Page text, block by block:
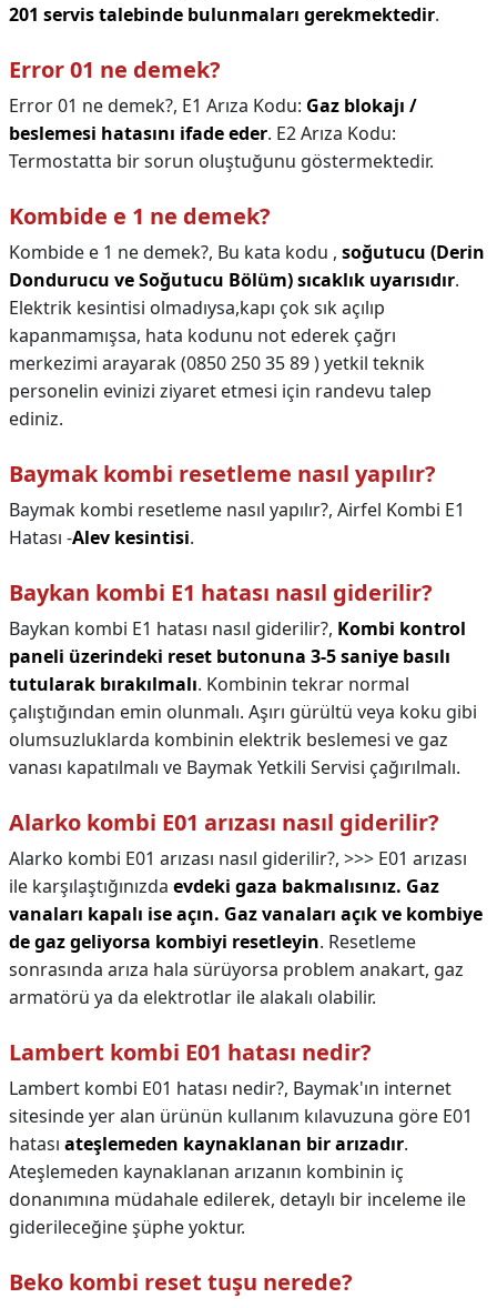
201 servis talebinde bulunmaları gerekmektedir.
Error 01 ne demek?
Error 01 ne demek?, E1 Arıza Kodu: Gaz blokajı /
beslemesi hatasını ifade eder. E2 Arıza Kodu:
Termostatta bir sorun oluştuğunu göstermektedir.
Kombide e 1 ne demek?
Kombide e 1 ne demek?, Bu kata kodu , soğutucu (Derin
Dondurucu ve Soğutucu Bölüm) sıcaklık uyarısıdır.
Elektrik kesintisi olmadıysa,kapı çok sık açılıp
kapanmamışsa, hata kodunu not ederek çağrı
merkezimi arayarak (0850 250 35 89 ) yetkil teknik
personelin evinizi ziyaret etmesi için randevu talep
ediniz.
Baymak kombi resetleme nasıl yapılır?
Baymak kombi resetleme nasıl yapılır?, Airfel Kombi E1
Hatası -Alev kesintisi.
Baykan kombi E1 hatası nasıl giderilir?
Baykan kombi E1 hatası nasıl giderilir?, Kombi kontrol
paneli üzerindeki reset butonuna 3-5 saniye basılı
tutularak bırakılmalı. Kombinin tekrar normal
çalıştığından emin olunmalı. Aşırı gürültü veya koku gibi
olumsuzluklarda kombinin elektrik beslemesi ve gaz
vanası kapatılmalı ve Baymak Yetkili Servisi çağırılmalı.
Alarko kombi E01 arızası nasıl giderilir?
Alarko kombi E01 arızası nasıl giderilir?, >>> E01 arızası
ile karşılaştığınızda evdeki gaza bakmalısınız. Gaz
vanaları kapalı ise açın. Gaz vanaları açık ve kombiye
de gaz geliyorsa kombiyi resetleyin. Resetleme
sonrasında arıza hala sürüyorsa problem anakart, gaz
armatörü ya da elektrotlar ile alakalı olabilir.
Lambert kombi E01 hatası nedir?
Lambert kombi E01 hatası nedir?, Baymak'ın internet
sitesinde yer alan ürünün kullanım kılavuzuna göre E01
hatası ateşlemeden kaynaklanan bir arızadır.
Ateşlemeden kaynaklanan arızanın kombinin iç
donanımına müdahale edilerek, detaylı bir inceleme ile
giderileceğine şüphe yoktur.
Beko kombi reset tuşu nerede?